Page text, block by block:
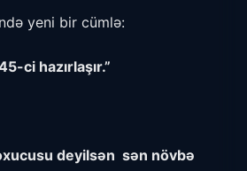
yeni bir cümlə:
ci hazırlaşır.”
deyilsən sən növbə